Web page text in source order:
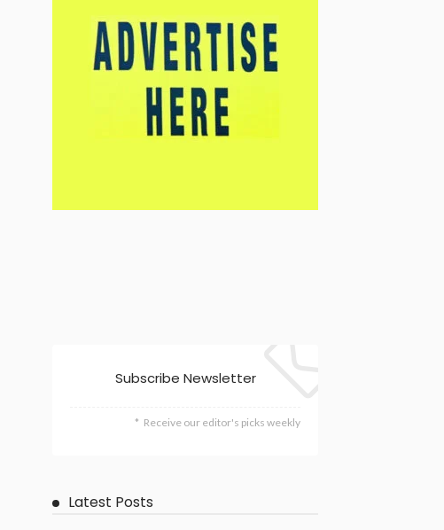
Subscribe Newsletter
Receive our editor's picks weekly
Latest Posts